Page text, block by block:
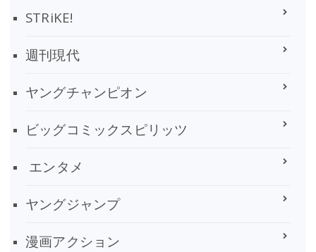
STRiKE!
週刊現代
ヤングチャンピオン
ビッグコミックスピリッツ
エンタメ
ヤングジャンプ
漫画アクション